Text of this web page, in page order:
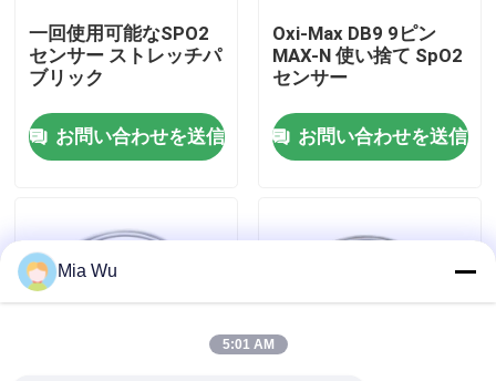
品質管理
私達に連絡しなさい
ニュース
引用を要求しなさい
一回使用可能なSPO2
センサー ストレッチパ
ブリック
お問い合わせを送信
Oxi-Max DB9 9ピン
MAX-N 使い捨て SpO2
センサー
お問い合わせを送信
Mia Wu
5:01 AM